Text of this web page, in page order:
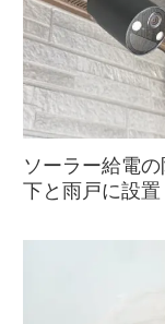
ソーラー給電
下と雨戸に設置